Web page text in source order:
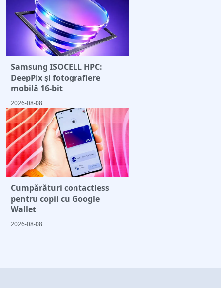
Samsung ISOCELL HPC:
DeepPix și fotografiere
mobilă 16-bit
2026-08-08
Cumpărături contactless
pentru copii cu Google
Wallet
2026-08-08